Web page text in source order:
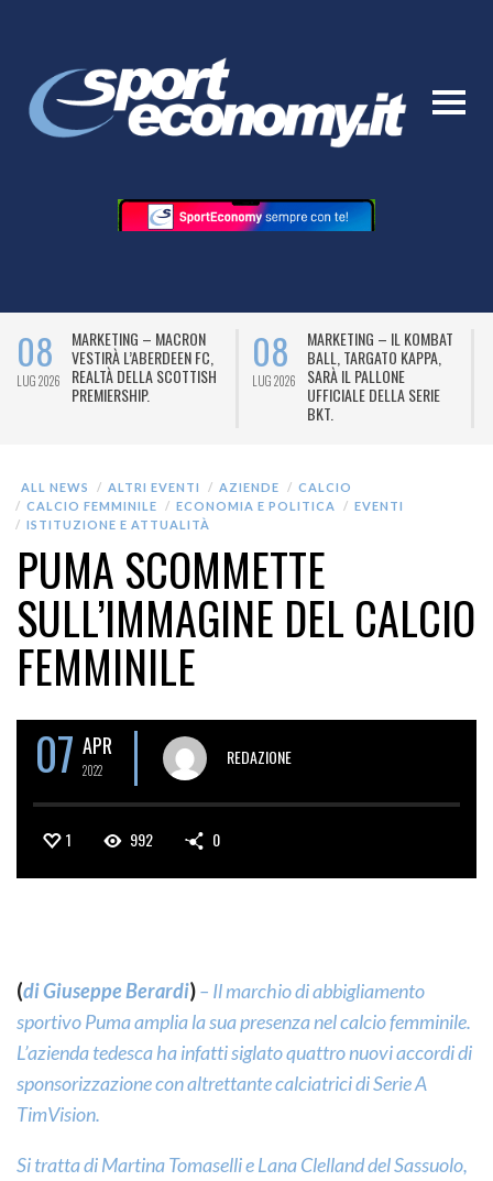
08
LUG 2026
MARKETING – MACRON
VESTIRÀ L’ABERDEEN FC,
REALTÀ DELLA SCOTTISH
PREMIERSHIP.
08
LUG 2026
MARKETING – IL KOMBAT
BALL, TARGATO KAPPA,
SARÀ IL PALLONE
UFFICIALE DELLA SERIE
BKT.
ALL NEWS ALTRI EVENTI AZIENDE
CALCIO
CALCIO FEMMINILE
ECONOMIA E POLITICA
EVENTI
ISTITUZIONE E ATTUALITÀ
PUMA SCOMMETTE
SULL’IMMAGINE DEL CALCIO
FEMMINILE
07 APR
2022
REDAZIONE
1 992 0
(di Giuseppe Berardi)– Il marchio di abbigliamento
sportivo Puma amplia la sua presenza nel calcio femminile.
L’azienda tedesca ha infatti siglato quattro nuovi accordi di
sponsorizzazione con altrettante calciatrici di Serie A
TimVision.
Si tratta di Martina Tomaselli e Lana Clelland del Sassuolo,